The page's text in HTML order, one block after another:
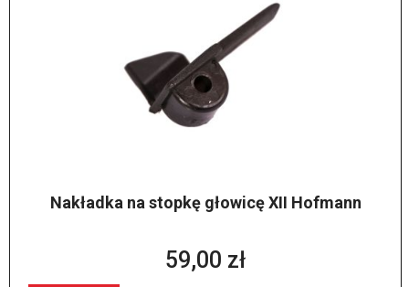
Nakładka na stopkę głowicę XII Hofmann
59,00 zł